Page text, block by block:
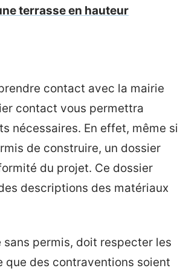
terrasse en hauteur
contact avec la mairie
contact vous permettra
nécessaires. En effet, même si
de construire, un dossier
du projet. Ce dossier
descriptions des matériaux
sans permis, doit respecter les
que des contraventions soient